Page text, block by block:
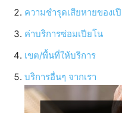
ความชำรุดเสียหายของเ
ค่าบริการซ่อมเปียโน
เขต/พื้นที่ให้บริการ
บริการอื่นๆ จากเรา